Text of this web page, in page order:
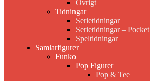
Övrigt
Tidningar
Serietidningar
Serietidningar – Pocket
Speltidningar
Samlarfigurer
Funko
Pop Figurer
Pop & Tee